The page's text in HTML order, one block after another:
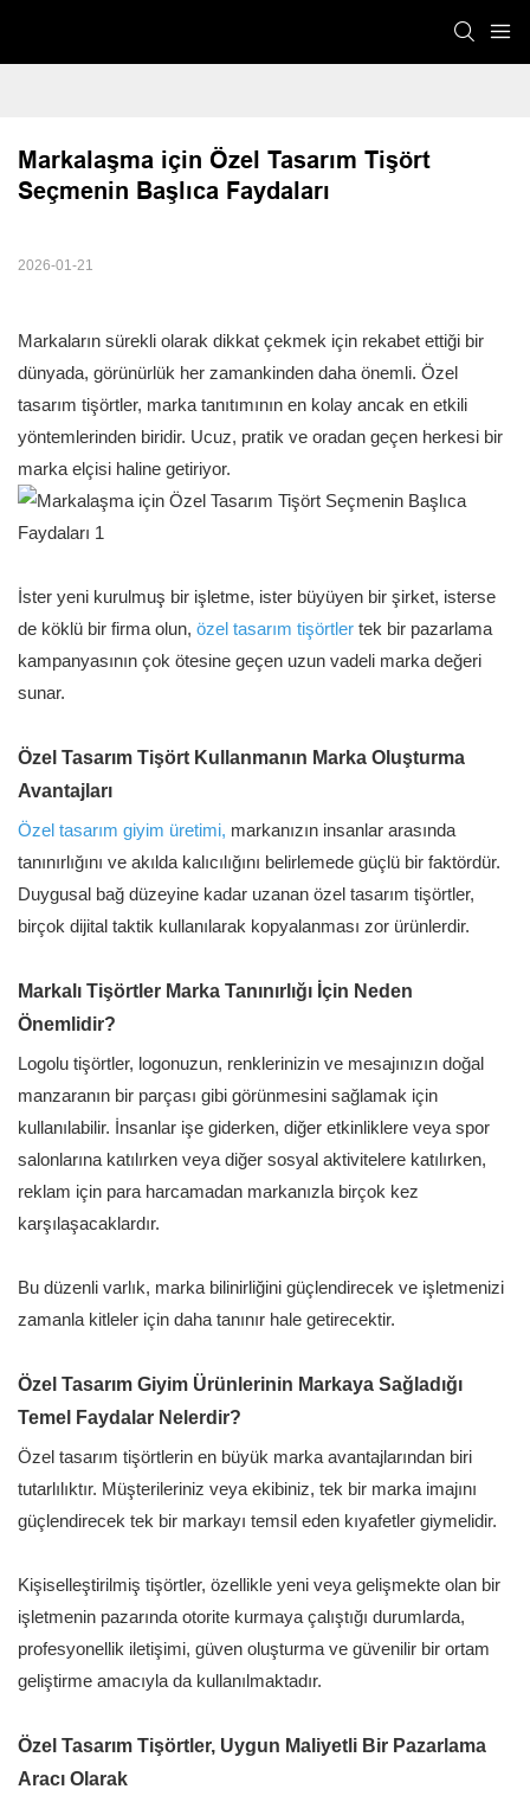
Markalaşma için Özel Tasarım Tişört
Seçmenin Başlıca Faydaları
2026-01-21
Markaların sürekli olarak dikkat çekmek için rekabet ettiği bir
dünyada, görünürlük her zamankinden daha önemli. Özel
tasarım tişörtler, marka tanıtımının en kolay ancak en etkili
yöntemlerinden biridir. Ucuz, pratik ve oradan geçen herkesi bir
marka elçisi haline getiriyor.
İster yeni kurulmuş bir işletme, ister büyüyen bir şirket, isterse
de köklü bir firma olun, özel tasarım tişörtler tek bir pazarlama
kampanyasının çok ötesine geçen uzun vadeli marka değeri
sunar.
Özel Tasarım Tişört Kullanmanın Marka Oluşturma
Avantajları
Özel tasarım giyim üretimi, markanızın insanlar arasında
tanınırlığını ve akılda kalıcılığını belirlemede güçlü bir faktördür.
Duygusal bağ düzeyine kadar uzanan özel tasarım tişörtler,
birçok dijital taktik kullanılarak kopyalanması zor ürünlerdir.
Markalı Tişörtler Marka Tanınırlığı İçin Neden
Önemlidir?
Logolu tişörtler, logonuzun, renklerinizin ve mesajınızın doğal
manzaranın bir parçası gibi görünmesini sağlamak için
kullanılabilir. İnsanlar işe giderken, diğer etkinliklere veya spor
salonlarına katılırken veya diğer sosyal aktivitelere katılırken,
reklam için para harcamadan markanızla birçok kez
karşılaşacaklardır.
Bu düzenli varlık, marka bilinirliğini güçlendirecek ve işletmenizi
zamanla kitleler için daha tanınır hale getirecektir.
Özel Tasarım Giyim Ürünlerinin Markaya Sağladığı
Temel Faydalar Nelerdir?
Özel tasarım tişörtlerin en büyük marka avantajlarından biri
tutarlılıktır. Müşterileriniz veya ekibiniz, tek bir marka imajını
güçlendirecek tek bir markayı temsil eden kıyafetler giymelidir.
Kişiselleştirilmiş tişörtler, özellikle yeni veya gelişmekte olan bir
işletmenin pazarında otorite kurmaya çalıştığı durumlarda,
profesyonellik iletişimi, güven oluşturma ve güvenilir bir ortam
geliştirme amacıyla da kullanılmaktadır.
Özel Tasarım Tişörtler, Uygun Maliyetli Bir Pazarlama
Aracı Olarak